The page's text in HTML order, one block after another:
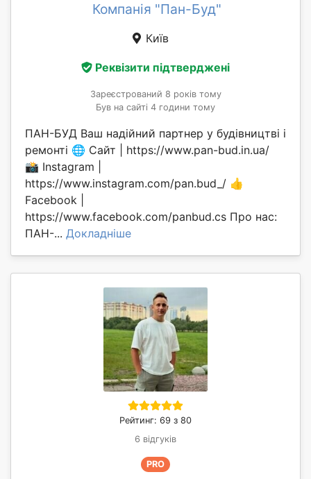
Компанія "Пан-Буд"
Київ
Реквізити підтверджені
Зареєстрований 8 років тому
Був на сайті 4 години тому
ПАН-БУД Ваш надійний партнер у будівництві і
ремонті 🌐 Сайт | https://www.pan-bud.in.ua/
📸 Instagram |
https://www.instagram.com/pan.bud_/ 👍
Facebook |
https://www.facebook.com/panbud.cs Про нас:
ПАН-... Докладніше
Рейтинг: 69 з 80
6 відгуків
PRO